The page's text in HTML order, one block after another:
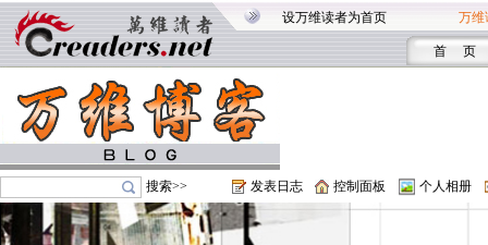
设万维读者为首页 万维
首 页
搜索>> 发表日志 控制面板 个人相册